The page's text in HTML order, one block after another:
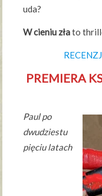
uda?
W cieniu złato
PREMIERA
Paul po
dwudziestu
pięciu latach